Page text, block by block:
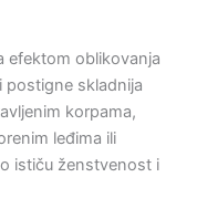
efektom oblikovanja
postigne skladnija
korpama,
leđima ili
ističu ženstvenost i